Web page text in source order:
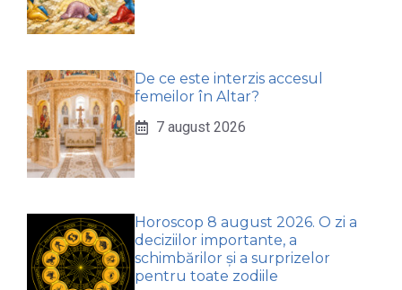
De ce este interzis accesul
femeilor în Altar?
7 august 2026
Horoscop 8 august 2026. O zi a
deciziilor importante, a
schimbărilor și a surprizelor
pentru toate zodiile